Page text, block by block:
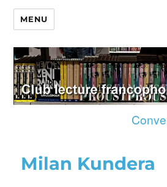
MENU
Milan Kundera